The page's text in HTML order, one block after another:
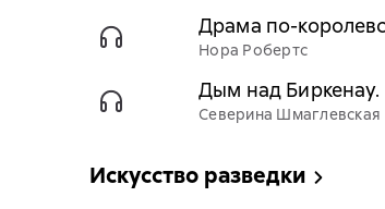
Драма по-
Нора Робертс
Дым над
Северина Шмаглевская
Искусство разведки